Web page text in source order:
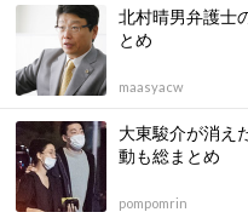
北村晴男弁護士
とめ
maasyacw
大東駿介が消え
動も総まとめ
pompomrin